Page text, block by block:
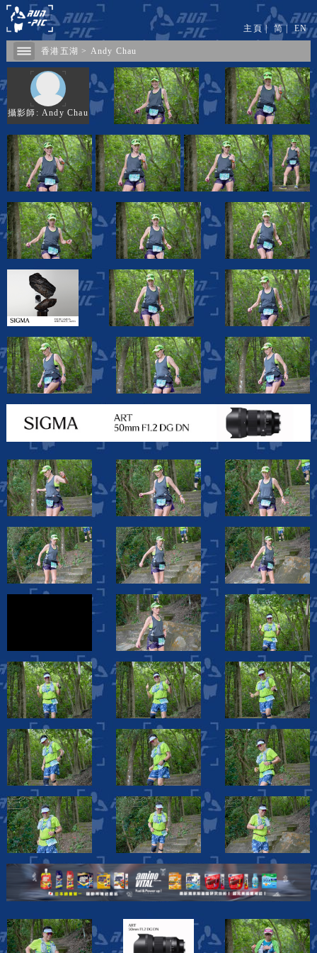
香港五湖 > Andy Chau
主頁 | 简| EN
攝影師: Andy Chau